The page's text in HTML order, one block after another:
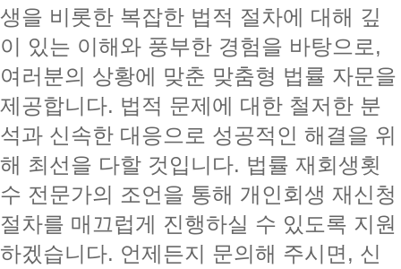
생을 비롯한 복잡한 법적 절차에 대해 깊
이 있는 이해와 풍부한 경험을 바탕으로,
여러분의 상황에 맞춘 맞춤형 법률 자문을
제공합니다. 법적 문제에 대한 철저한 분
석과 신속한 대응으로 성공적인 해결을 위
해 최선을 다할 것입니다. 법률 재회생횟
수 전문가의 조언을 통해 개인회생 재신청
절차를 매끄럽게 진행하실 수 있도록 지원
하겠습니다. 언제든지 문의해 주시면, 신